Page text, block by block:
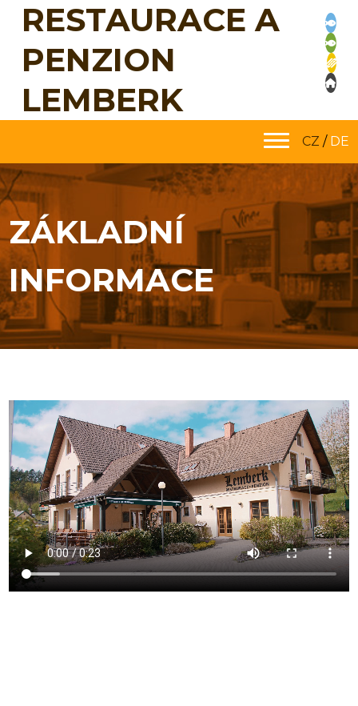
RESTAURACE A
PENZION
LEMBERK
CZ / DE
ZÁKLADNÍ
INFORMACE